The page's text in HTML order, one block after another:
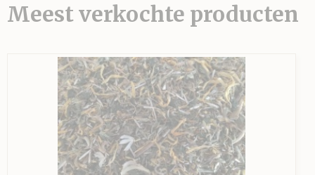
Meest verkochte producten